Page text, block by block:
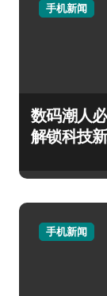
手机新闻
数码潮人
解锁科技
手机新闻